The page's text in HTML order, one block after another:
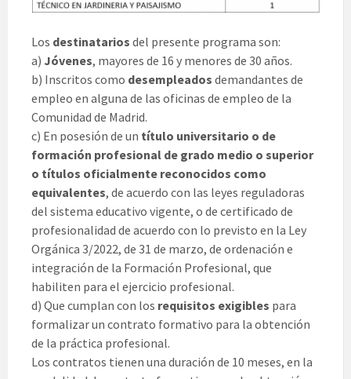
Los destinatarios del presente programa son:
a) Jóvenes, mayores de 16 y menores de 30 años.
b) Inscritos como desempleados demandantes de
empleo en alguna de las oficinas de empleo de la
Comunidad de Madrid.
c) En posesión de un título universitario o de
formación profesional de grado medio o superior
o títulos oficialmente reconocidos como
equivalentes, de acuerdo con las leyes reguladoras
del sistema educativo vigente, o de certificado de
profesionalidad de acuerdo con lo previsto en la Ley
Orgánica 3/2022, de 31 de marzo, de ordenación e
integración de la Formación Profesional, que
habiliten para el ejercicio profesional.
d) Que cumplan con los requisitos exigibles para
formalizar un contrato formativo para la obtención
de la práctica profesional.
Los contratos tienen una duración de 10 meses, en la